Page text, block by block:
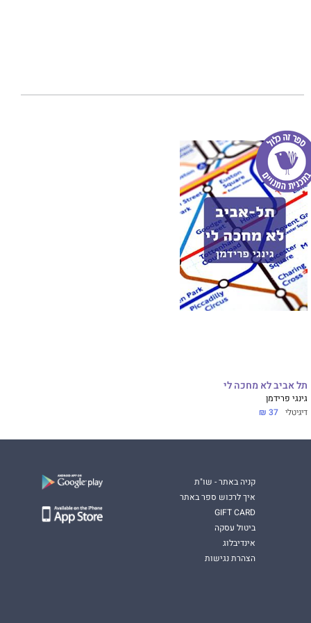
תל אביב לא מחכה לי
גינגי פרידמן
דיגיטלי 37 ₪
קניה באתר - שו"ת
איך לרכוש ספר באתר
GIFT CARD
ביטול עסקה
אינדיבלוג
הצהרת נגישות